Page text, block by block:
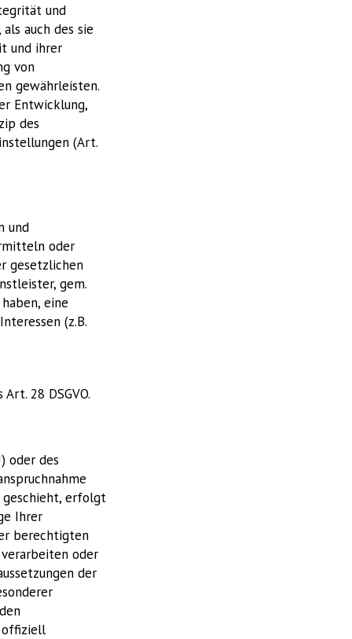
und
auch des sie
und ihrer
von
gewährleisten.
Entwicklung,
des
(Art.
und
oder
gesetzlichen
gem.
eine
(z.B.
28 DSGVO.
oder des
erfolgt
Ihrer
berechtigten
oder
der
offiziell